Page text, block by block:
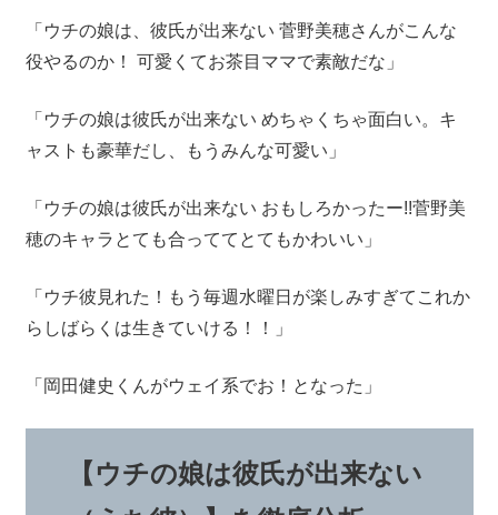
「ウチの娘は、彼氏が出来ない 菅野美穂さんがこんな
役やるのか！ 可愛くてお茶目ママで素敵だな」
「ウチの娘は彼氏が出来ない めちゃくちゃ面白い。キ
ャストも豪華だし、もうみんな可愛い」
「ウチの娘は彼氏が出来ない おもしろかったー!!菅野美
穂のキャラとても合っててとてもかわいい」
「ウチ彼見れた！もう毎週水曜日が楽しみすぎてこれか
らしばらくは生きていける！！」
「岡田健史くんがウェイ系でお！となった」
【ウチの娘は彼氏が出来ない